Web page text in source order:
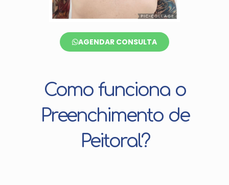
AGENDAR CONSULTA
Como funciona o
Preenchimento de
Peitoral?